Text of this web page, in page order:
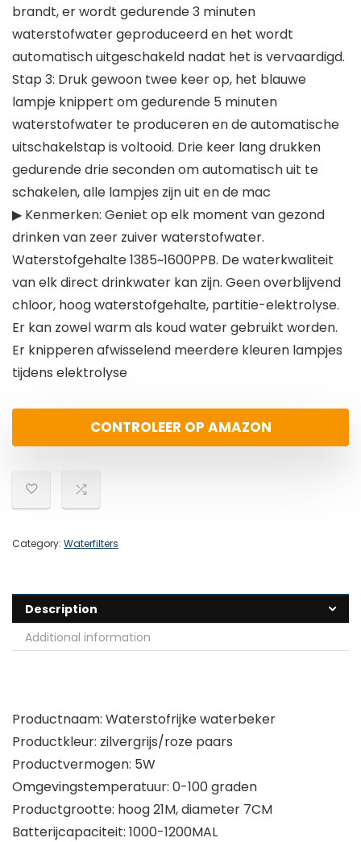
brandt, er wordt gedurende 3 minuten
waterstofwater geproduceerd en het wordt
automatisch uitgeschakeld nadat het is vervaardigd.
Stap 3: Druk gewoon twee keer op, het blauwe
lampje knippert om gedurende 5 minuten
waterstofwater te produceren en de automatische
uitschakelstap is voltooid. Drie keer lang drukken
gedurende drie seconden om automatisch uit te
schakelen, alle lampjes zijn uit en de mac
▶ Kenmerken: Geniet op elk moment van gezond
drinken van zeer zuiver waterstofwater.
Waterstofgehalte 1385~1600PPB. De waterkwaliteit
van elk direct drinkwater kan zijn. Geen overblijvend
chloor, hoog waterstofgehalte, partitie-elektrolyse.
Er kan zowel warm als koud water gebruikt worden.
Er knipperen afwisselend meerdere kleuren lampjes
tijdens elektrolyse
CONTROLEER OP AMAZON
Category: Waterfilters
Description
Additional information
Productnaam: Waterstofrijke waterbeker
Productkleur: zilvergrijs/roze paars
Productvermogen: 5W
Omgevingstemperatuur: 0-100 graden
Productgrootte: hoog 21M, diameter 7CM
Batterijcapaciteit: 1000-1200MAL